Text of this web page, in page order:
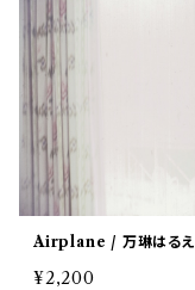
Airplane / 万琳はるえ
¥2,200